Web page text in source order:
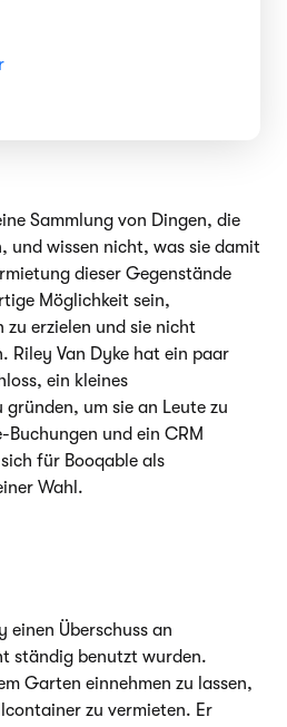
Sammlung von Dingen, die
und wissen nicht, was sie damit
dieser Gegenstände
Möglichkeit sein,
zu erzielen und sie nicht
Riley Van Dyke hat ein paar
ein kleines
um sie an Leute zu
und ein CRM
für Booqable als
Wahl.
Überschuss an
ständig benutzt wurden.
Garten einnehmen zu lassen,
zu vermieten. Er